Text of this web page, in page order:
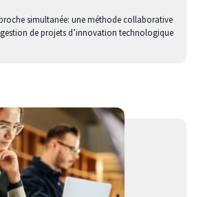
simultanée: une méthode collaborative
de projets d’innovation technologique